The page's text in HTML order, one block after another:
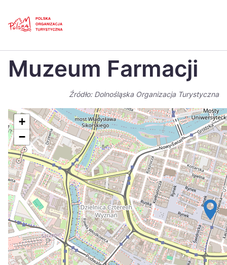
Polski
Español
Italiano
Nederlands 日本
Português
Suomi
Україна
Zamknij
Muzeum Farmacji
Źródło: Dolnośląska Organizacja Turystyczna
+
−